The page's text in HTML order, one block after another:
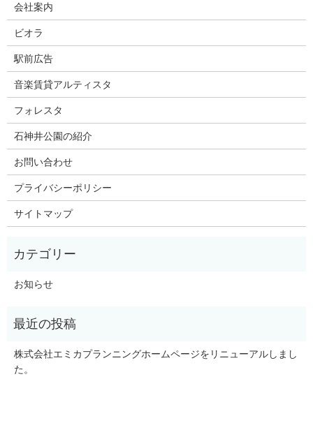
会社案内
ビオラ
駅前広告
音楽賃貸アルティスタ
フォレスタ
石神井公園の紹介
お問い合わせ
プライバシーポリシー
サイトマップ
お知らせ
株式会社エミカプランニングホームページをリニューアルしまし
た。